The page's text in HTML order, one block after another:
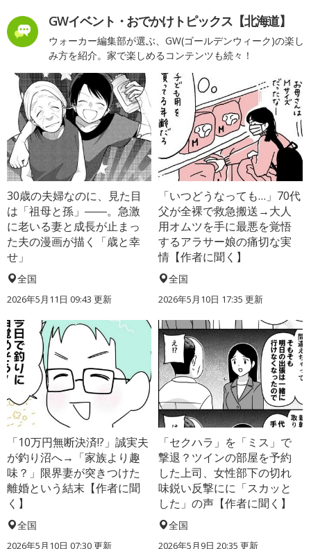
GWイベント・おでかけトピックス【北海道】
ウォーカー編集部が選ぶ、GW(ゴールデンウィーク)の楽し
み方を紹介。家で楽しめるコンテンツも続々！
30歳の夫婦なのに、見た目
は「祖母と孫」――。急激
に老いる妻と成長が止まっ
た夫の漫画が描く「歳と幸
せ」
全国
2026年5月11日 09:43 更新
「いつどうなっても…」70代
父が全裸で救急搬送→大人
用オムツを手に最悪を覚悟
するアラサー娘の痛切な実
情【作者に聞く】
全国
2026年5月10日 17:35 更新
「10万円無断決済!?」誠実夫
が釣り沼へ→「家族より趣
味？」限界妻が突きつけた
離婚という結末【作者に聞
く】
全国
2026年5月10日 07:30 更新
「セクハラ」を「ミス」で
撃退？ツインの部屋を予約
した上司、女性部下の切れ
味鋭い反撃にに「スカッと
した」の声【作者に聞く】
全国
2026年5月9日 20:35 更新